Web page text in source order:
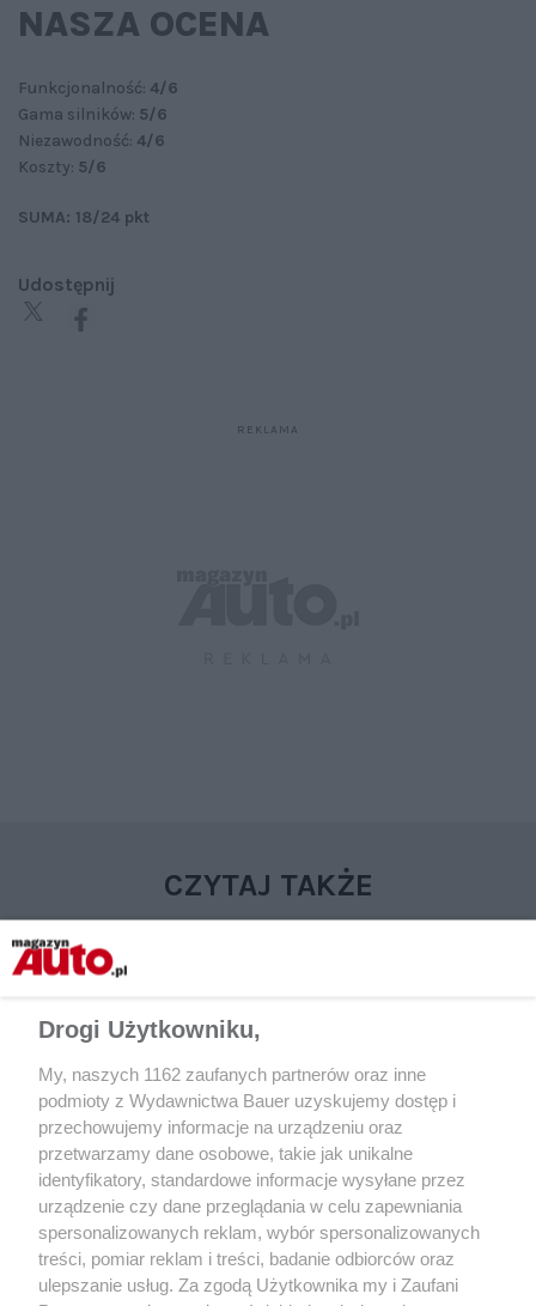
NASZA OCENA
Funkcjonalność: 4/6
Gama silników: 5/6
Niezawodność: 4/6
Koszty: 5/6
SUMA: 18/24 pkt
Udostępnij
CZYTAJ TAKŻE
KATALOG UŻYWANE
Hyundai i30 II (GD)
TEST
Nowy Hyundai i30 N
Drogi Użytkowniku,
My, naszych 1162 zaufanych partnerów oraz inne
podmioty z Wydawnictwa Bauer uzyskujemy dostęp i
przechowujemy informacje na urządzeniu oraz
przetwarzamy dane osobowe, takie jak unikalne
identyfikatory, standardowe informacje wysyłane przez
urządzenie czy dane przeglądania w celu zapewniania
spersonalizowanych reklam, wybór spersonalizowanych
treści, pomiar reklam i treści, badanie odbiorców oraz
ulepszanie usług. Za zgodą Użytkownika my i Zaufani